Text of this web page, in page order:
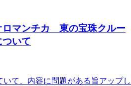
マンチカ 東の宝珠クルー
いて
て、内容に問題がある旨アップし